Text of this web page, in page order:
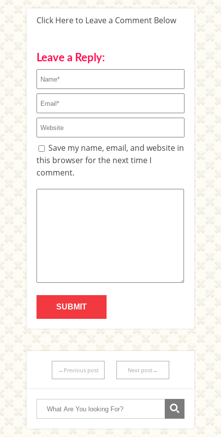
Click Here to Leave a Comment Below
Leave a Reply:
Save my name, email, and website in
this browser for the next time I
comment.
←Previous post Next post→